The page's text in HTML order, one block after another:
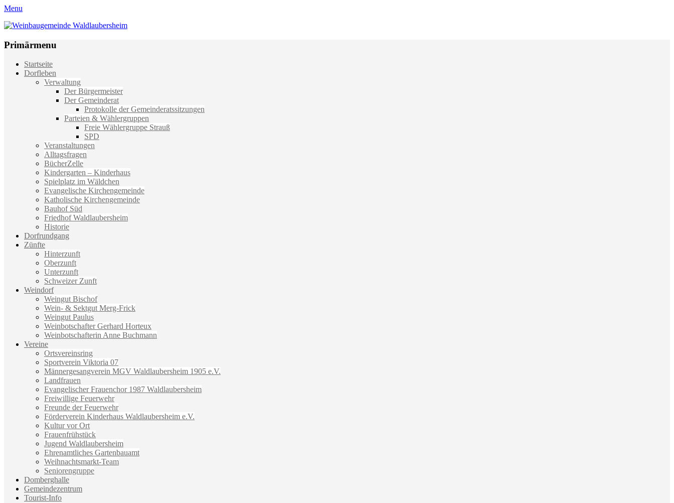
Menu
Weinbaugemeinde Waldlaubersheim
Primärmenu
Weiter
zum
Startseite
Dorfleben
Verwaltung
Der Bürgermeister
Der Gemeinderat
Protokolle der Gemeinderatssitzungen
Parteien & Wählergruppen
Freie Wählergruppe Strauß
SPD
Veranstaltungen
Alltagsfragen
BücherZelle
Kindergarten – Kinderhaus
Spielplatz im Wäldchen
Evangelische Kirchengemeinde
Katholische Kirchengemeinde
Bauhof Süd
Friedhof Waldlaubersheim
Historie
Dorfrundgang
Zünfte
Hinterzunft
Oberzunft
Unterzunft
Schweizer Zunft
Weindorf
Weingut Bischof
Wein- & Sektgut Merg-Frick
Weingut Paulus
Weinbotschafter Gerhard Horteux
Weinbotschafterin Anne Buchmann
Vereine
Ortsvereinsring
Sportverein Viktoria 07
Männergesangverein MGV Waldlaubersheim 1905 e.V.
Landfrauen
Evangelischer Frauenchor 1987 Waldlaubersheim
Freiwillige Feuerwehr
Freunde der Feuerwehr
Förderverein Kinderhaus Waldlaubersheim e.V.
Kultur vor Ort
Frauenfrühstück
Jugend Waldlaubersheim
Ehrenamtliches Gartenbauamt
Weihnachtsmarkt-Team
Seniorengruppe
Domberghalle
Gemeindezentrum
Tourist-Info